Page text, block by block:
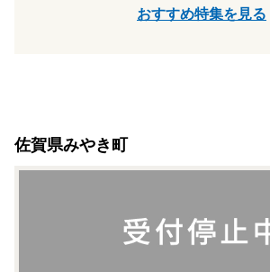
・「書類」と「返礼品」は別々にお届けい
了メールは１件のみです。
※決済に失敗した場合は、申込みそのもの
完了メールも届きません。
おすすめ特集を見る
佐賀県みやき町